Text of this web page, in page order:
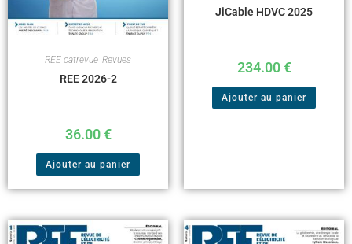
REE catrevue Revues
REE 2026-2
36.00€
Ajouter au panier
JiCable HDVC 2025
234.00€
Ajouter au panier